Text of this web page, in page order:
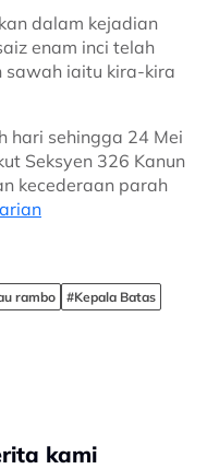
dalam kejadian
enam inci telah
sawah iaitu kira-kira
hari sehingga 24 Mei
Seksyen 326 Kanun
kecederaan parah
rambo #Kepala Batas
kami